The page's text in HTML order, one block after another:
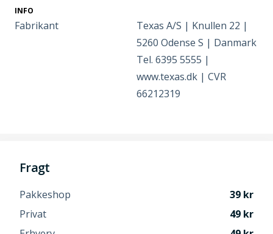
INFO
Fabrikant
Texas A/S | Knullen 22 |
5260 Odense S | Danmark
Tel. 6395 5555 |
www.texas.dk | CVR
66212319
Fragt
Pakkeshop
39
Privat
49